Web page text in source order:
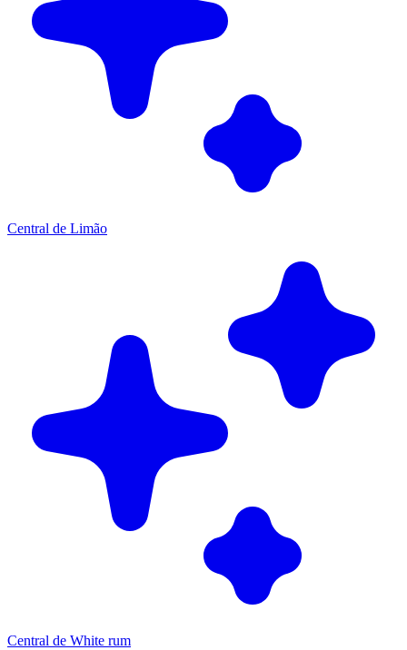
Central de Limão
Central de White rum